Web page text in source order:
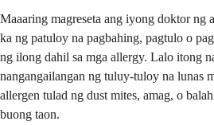
Maaaring magreseta ang iyong doktor ng
ka ng patuloy na pagbahing, pagtulo o
ng ilong dahil sa mga allergy. Lalo itong
nangangailangan ng tuluy-tuloy na lunas
allergen tulad ng dust mites, amag, o
buong taon.